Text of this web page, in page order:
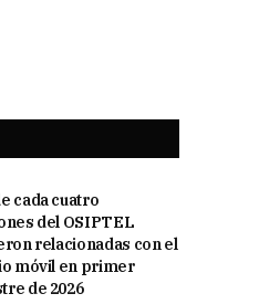
cada cuatro
del OSIPTEL
relacionadas con el
móvil en primer
de 2026